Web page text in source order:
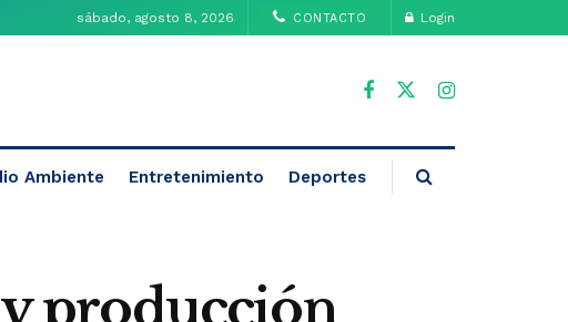
sábado, agosto 8, 2026 CONTACTO Login
Ambiente Entretenimiento Deportes
producción